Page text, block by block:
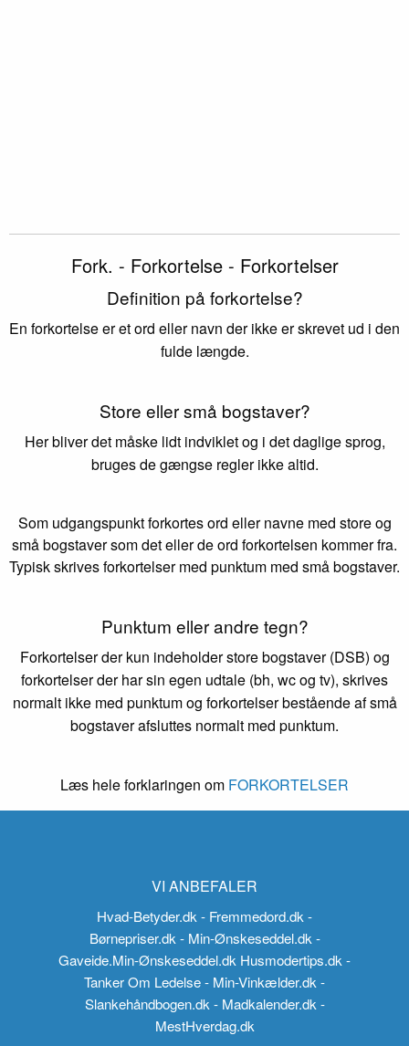
Fork. - Forkortelse - Forkortelser
Definition på forkortelse?
En forkortelse er et ord eller navn der ikke er skrevet ud i den
fulde længde.
Store eller små bogstaver?
Her bliver det måske lidt indviklet og i det daglige sprog,
bruges de gængse regler ikke altid.
Som udgangspunkt forkortes ord eller navne med store og
små bogstaver som det eller de ord forkortelsen kommer fra.
Typisk skrives forkortelser med punktum med små bogstaver.
Punktum eller andre tegn?
Forkortelser der kun indeholder store bogstaver (DSB) og
forkortelser der har sin egen udtale (bh, wc og tv), skrives
normalt ikke med punktum og forkortelser bestående af små
bogstaver afsluttes normalt med punktum.
Læs hele forklaringen om FORKORTELSER
VI ANBEFALER
Hvad-Betyder.dk- Fremmedord.dk-
Børnepriser.dk - Min-Ønskeseddel.dk -
Gaveide.Min-Ønskeseddel.dk Husmodertips.dk-
Tanker Om Ledelse- Min-Vinkælder.dk-
Slankehåndbogen.dk - Madkalender.dk -
MestHverdag.dk